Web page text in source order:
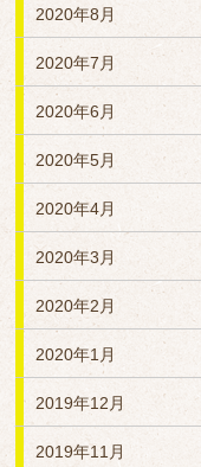
2020年8月
2020年7月
2020年6月
2020年5月
2020年4月
2020年3月
2020年2月
2020年1月
2019年12月
2019年11月